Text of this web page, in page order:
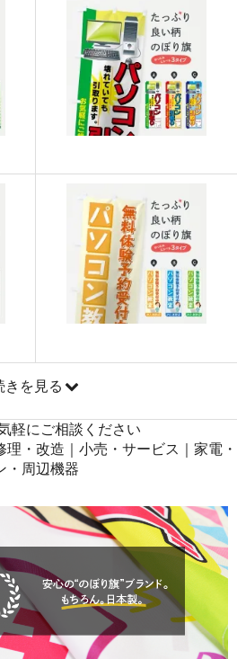
35320
36080
36876
37668
39330
40158
40984
41808
42581
きを見る
軽にご相談ください
・改造｜小売・サービス｜家電・
・周辺機器